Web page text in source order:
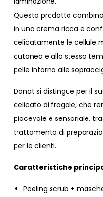
Questo prodotto
in una crema ricca e
delicatamente le cellule
cutanea e allo stesso
pelle intorno alle
Donat si distingue per il
delicato di fragole, che
piacevole e sensoriale,
trattamento di
per le clienti.
Caratteristiche
Peeling scrub +